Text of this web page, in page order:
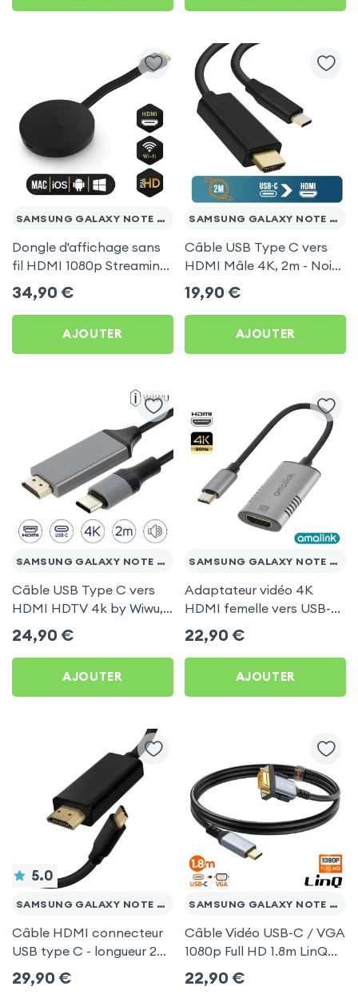
SAMSUNG GALAXY NOTE 20 ULTRA
Dongle d'affichage sans
fil HDMI 1080p Streaming,
récepteur vidéo TV
(compatible Miracast,
AirPlay, DLNA) pour
Samsung Galaxy Note 20
Ultra
34,90 €
AJOUTER
SAMSUNG GALAXY NOTE 20 ULTRA
Câble USB Type C vers
HDMI Mâle 4K, 2m - Noir
pour Samsung Galaxy
Note 20 Ultra
19,90 €
AJOUTER
SAMSUNG GALAXY NOTE 20 ULTRA
Câble USB Type C vers
HDMI HDTV 4k by Wiwu,
2 mètres - Noir pour
Samsung Galaxy Note 20
Ultra
24,90 €
AJOUTER
SAMSUNG GALAXY NOTE 20 ULTRA
Adaptateur vidéo 4K
HDMI femelle vers USB-C
mâle pour Samsung
Galaxy Note 20 Ultra
22,90 €
AJOUTER
5.0
SAMSUNG GALAXY NOTE 20 ULTRA
Câble HDMI connecteur
USB type C - longueur 2
mètres pour Samsung
Galaxy Note 20 Ultra
29,90 €
SAMSUNG GALAXY NOTE 20 ULTRA
Câble Vidéo USB-C / VGA
1080p Full HD 1.8m LinQ
pour Samsung Galaxy
Note 20 Ultra
22,90 €